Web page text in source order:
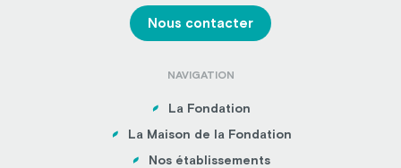
Nous contacter
NAVIGATION
La Fondation
La Maison de la Fondation
Nos établissements